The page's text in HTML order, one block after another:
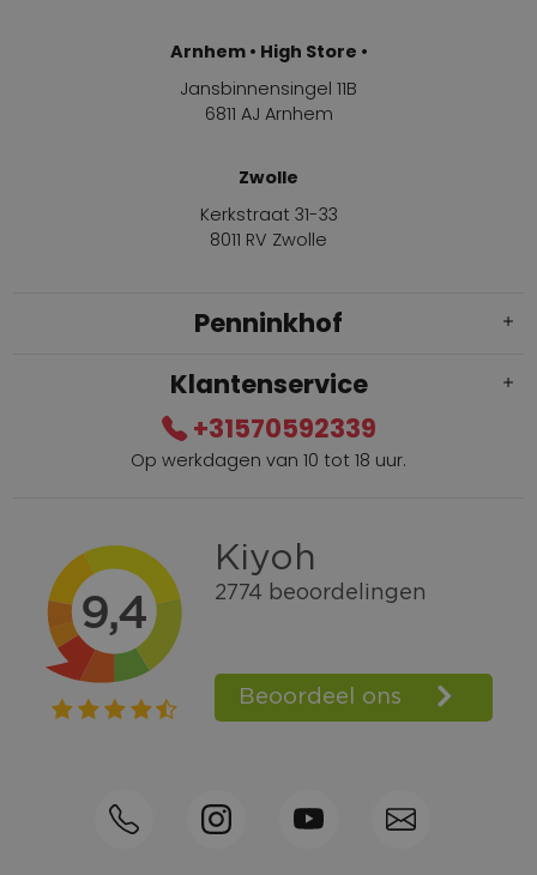
Arnhem • High Store •
Jansbinnensingel 11B
6811 AJ Arnhem
Zwolle
Kerkstraat 31-33
8011 RV Zwolle
Penninkhof
Gratis verzending vanaf € 100,=
Bel +31570592339
Spaarpunten
Shop the Look
Telefonisch bestellen ook mogelijk
Klantenservice
+31570592339
Op werkdagen van 10 tot 18 uur.